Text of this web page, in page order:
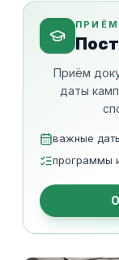
ПРИЁМ
Приём
даты
важные
программы